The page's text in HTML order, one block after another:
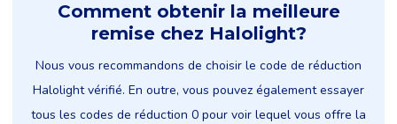
Comment obtenir la meilleure
remise chez Halolight?
Nous vous recommandons de choisir le code de réduction
Halolight vérifié. En outre, vous pouvez également essayer
tous les codes de réduction 0 pour voir lequel vous offre la